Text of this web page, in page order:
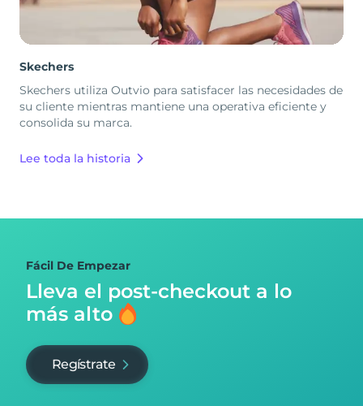
Skechers
Skechers utiliza Outvio para satisfacer las necesidades de
su cliente mientras mantiene una operativa eficiente y
consolida su marca.
Lee toda la historia
Fácil De Empezar
Lleva el post-checkout a lo
más alto
Regístrate